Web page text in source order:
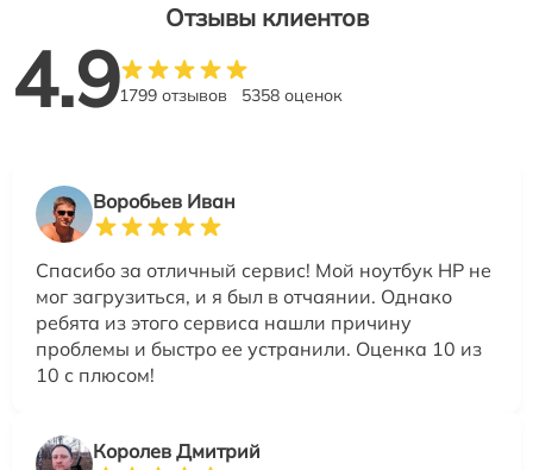
Отзывы клиентов
4.91799 отзывов 5358 оценок
Воробьев Иван
Спасибо за отличный сервис! Мой ноутбук HP не
мог загрузиться, и я был в отчаянии. Однако
ребята из этого сервиса нашли причину
проблемы и быстро ее устранили. Оценка 10 из
10 с плюсом!
Королев Дмитрий